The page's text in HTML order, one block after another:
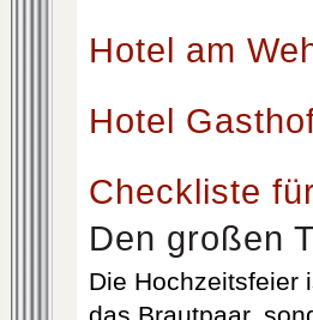
Hotel am
Hotel
Checkliste
Den großen
Die Hochzeitsfeier